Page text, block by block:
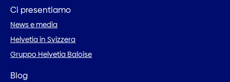
Ci presentiamo
News e media
Helvetia in Svizzera
Gruppo Helvetia Baloise
Blog